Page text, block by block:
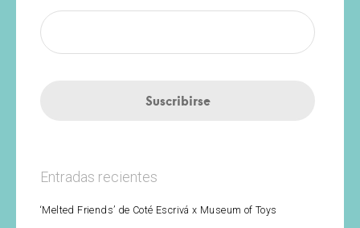
Entradas recientes
‘Melted Friends’ de Coté Escrivá x Museum of Toys